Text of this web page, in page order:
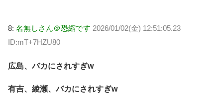
8: 名無しさん＠恐縮です 2026/01/02(金) 12:51:05.23
ID:mT+7HZU80
広島、バカにされすぎw
有吉、綾瀬、バカにされすぎw